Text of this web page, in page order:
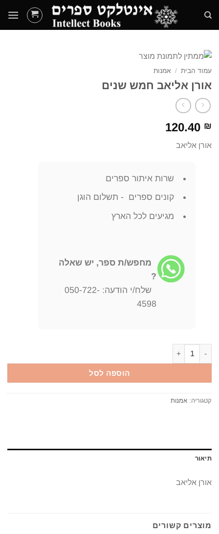
content
עמוד הבית / אמנות
אורן אליאב חמש שנים
120.40 ₪
אורן אליאב
שרות איתור ספרים
קונים ספרים - תשלום הוגן
מגיעים לכל הארץ
מחפש/ת ספר, יש שאלה
?
שלח/י הודעה: 050-722-
4598
הוספה לסל
קטגוריה: אמנות
תיאור
אורן אליאב
מוצרים קשורים